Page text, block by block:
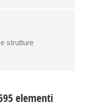
strutture
elementi